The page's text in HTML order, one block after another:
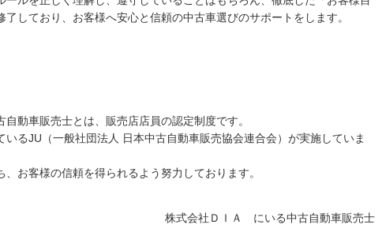
しており、お客様へ安心と信頼の中古車選びのサポートをします。
動車販売士とは、販売店店員の認定制度です。
るJU（一般社団法人 日本中古自動車販売協会連合会）が実施していま
お客様の信頼を得られるよう努力しております。
株式会社ＤＩＡ にいる中古自動車販売士